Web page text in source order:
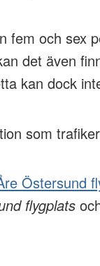
fem och sex
det även
kan dock
som
Östersund
flygplats